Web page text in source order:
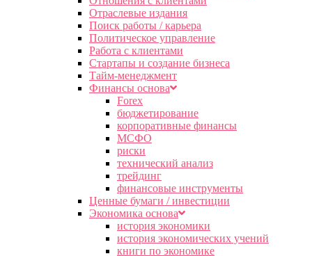
Отраслевые издания
Поиск работы / карьера
Политическое управление
Работа с клиентами
Стартапы и создание бизнеса
Тайм-менеджмент
Финансы основа
Forex
бюджетирование
корпоративные финансы
МСФО
риски
технический анализ
трейдинг
финансовые инструменты
Ценные бумаги / инвестиции
Экономика основа
история экономики
история экономических учений
книги по экономике